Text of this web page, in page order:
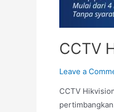
CCTV
Leave a
CCTV